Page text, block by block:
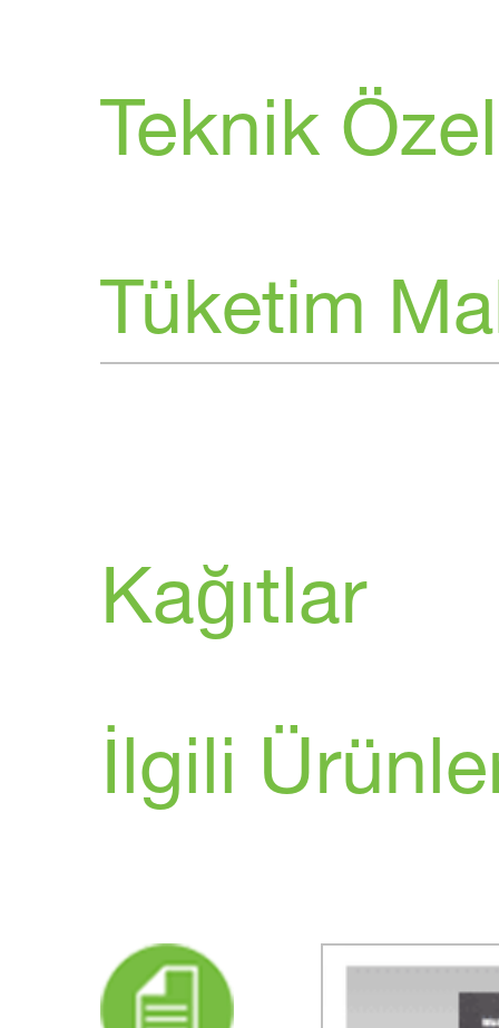
Teknik
Tüketim
Kağıtlar
İlgili